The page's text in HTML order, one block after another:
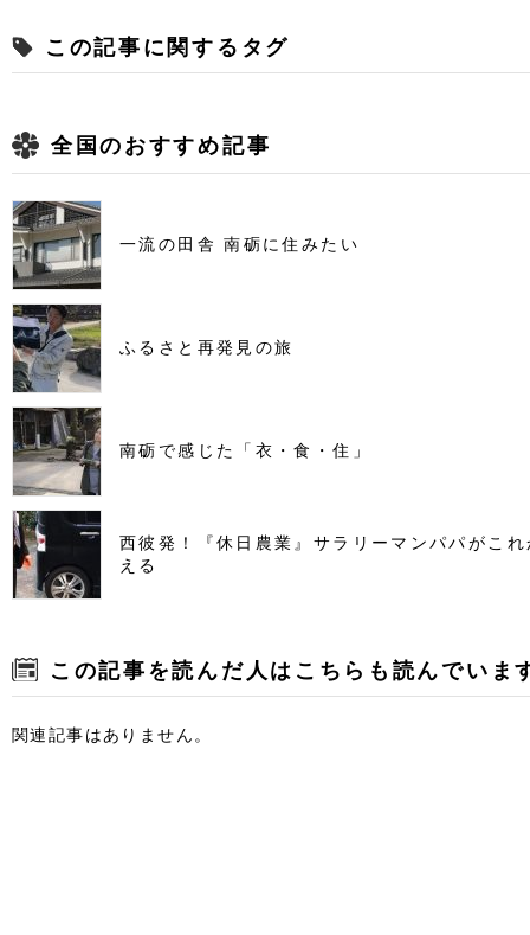
この記事に関するタグ
全国のおすすめ記事
一流の田舎 南砺に住みたい
ふるさと再発見の旅
南砺で感じた「衣・食・住」
西彼発！『休日農業』サラリーマンパパがこ
える
この記事を読んだ人はこちらも読んでいま
関連記事はありません。